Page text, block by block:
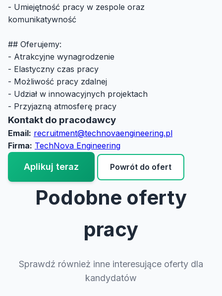
- Umiejętność pracy w zespole oraz
komunikatywność
## Oferujemy:
- Atrakcyjne wynagrodzenie
- Elastyczny czas pracy
- Możliwość pracy zdalnej
- Udział w innowacyjnych projektach
- Przyjazną atmosferę pracy
Kontakt do pracodawcy
Email: recruitment@technovaengineering.pl
Firma: TechNova Engineering
Aplikuj teraz Powrót do ofert
Podobne oferty
pracy
Sprawdź również inne interesujące oferty dla
kandydatów